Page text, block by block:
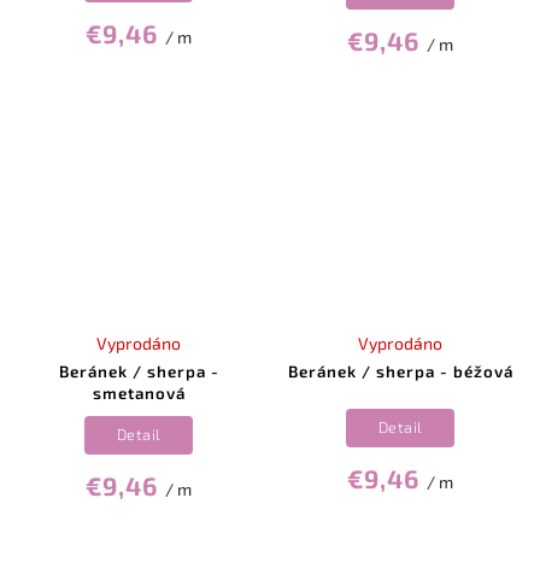
€9,46 / m €9,46 / m
Beránek / sherpa -
smetanová
Vyprodáno
€9,46 / m
Detail
Beránek / sherpa - béžová
Vyprodáno
€9,46 / m
Detail